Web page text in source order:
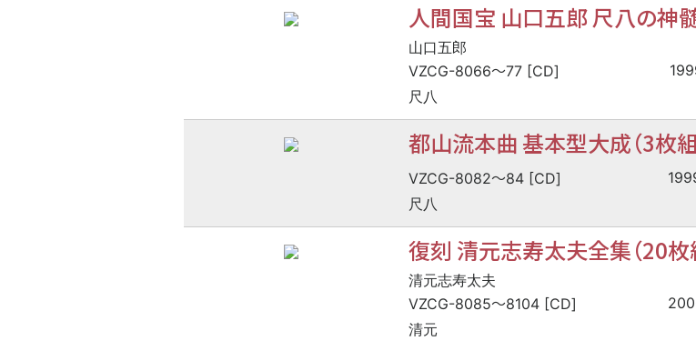
人間国宝 山口五郎 尺八の神
山口五郎
VZCG-8066〜77 [CD]
尺八
都山流本曲 基本型大成（3枚組
VZCG-8082〜84 [CD]
尺八
復刻 清元志寿太夫全集（20枚
清元志寿太夫
VZCG-8085〜8104 [CD]
清元